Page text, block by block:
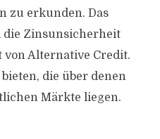
zu erkunden. Das
Zinsunsicherheit
Alternative Credit.
die über denen
Märkte liegen.